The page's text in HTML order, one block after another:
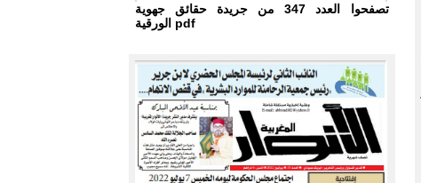
تصفحوا العدد 347 من جريدة حقائق جهوية
الورقية pdf